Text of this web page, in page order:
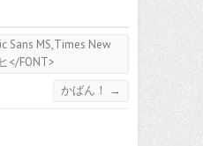
Sans MS,Times New
</FONT>
かばん！
→